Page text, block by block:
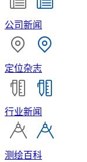
公司新闻
定位杂志
行业新闻
测绘百科